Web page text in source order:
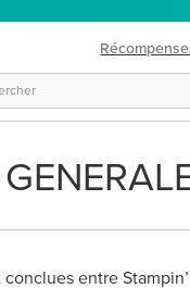
entre